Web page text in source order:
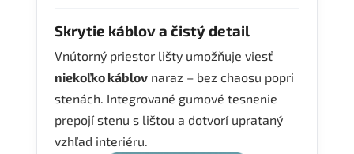
Skrytie káblov a čistý detail
Vnútorný priestor lišty umožňuje viesť
niekoľko káblov naraz – bez chaosu popri
stenách. Integrované gumové tesnenie
prepojí stenu s lištou a dotvorí uprataný
vzhľad interiéru.